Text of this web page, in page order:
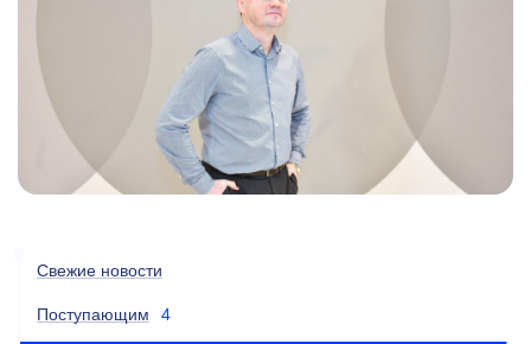
Свежие новости
Поступающим 4